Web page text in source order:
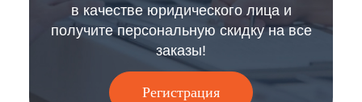
в качестве юридического лица и
получите персональную скидку на все
заказы!
Регистрация